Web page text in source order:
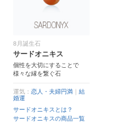
8月誕生石
サードオニキス
個性を大切にすることで
様々な縁を繋ぐ石
運気：恋人・夫婦円満 ｜結
婚運
サードオニキスとは？
サードオニキスの商品一覧